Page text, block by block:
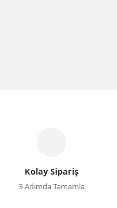
Kolay Sipariş
3 Adımda Tamamla